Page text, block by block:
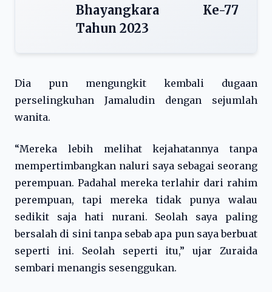
Bhayangkara Ke-77
Tahun 2023
Dia pun mengungkit kembali dugaan
perselingkuhan Jamaludin dengan sejumlah
wanita.
“Mereka lebih melihat kejahatannya tanpa
mempertimbangkan naluri saya sebagai seorang
perempuan. Padahal mereka terlahir dari rahim
perempuan, tapi mereka tidak punya walau
sedikit saja hati nurani. Seolah saya paling
bersalah di sini tanpa sebab apa pun saya berbuat
seperti ini. Seolah seperti itu,” ujar Zuraida
sembari menangis sesenggukan.